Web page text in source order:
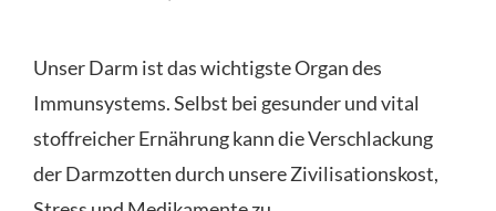
Unser Darm ist das wichtigste Organ des
Immunsystems. Selbst bei gesunder und vital
stoffreicher Ernährung kann die Verschlackung
der Darmzotten durch unsere Zivilisationskost,